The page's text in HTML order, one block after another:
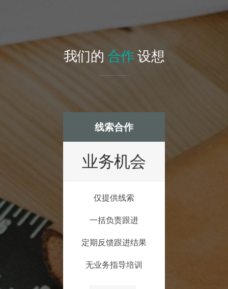
我们的 合作 设想
线索合作
业务机会
仅提供线索
一括负责跟进
定期反馈跟进结果
无业务指导培训